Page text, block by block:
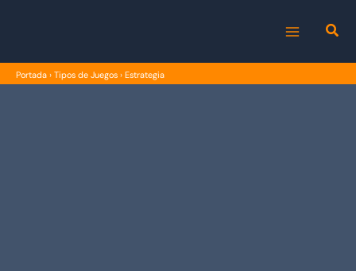
MENU
Portada › Tipos de Juegos › Estrategia